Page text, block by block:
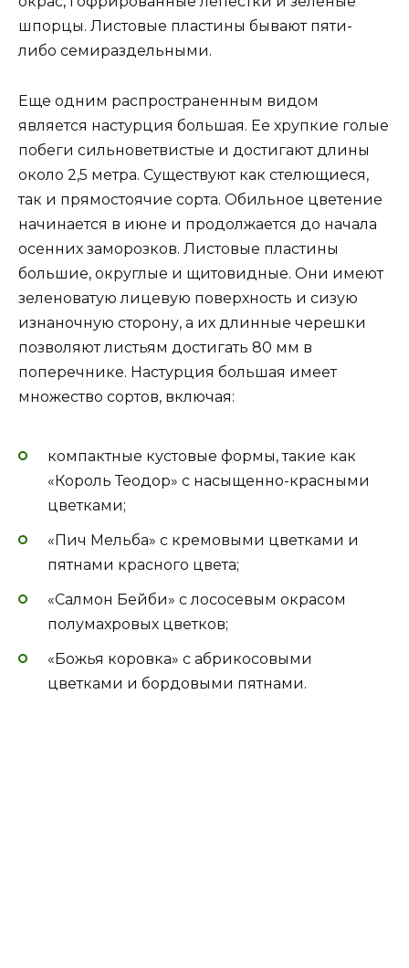
шпорцы. Листовые пластины бывают пяти-
либо семираздельными.
Еще одним распространенным видом
является настурция большая. Ее хрупкие голые
побеги сильноветвистые и достигают длины
около 2,5 метра. Существуют как стелющиеся,
так и прямостоячие сорта. Обильное цветение
начинается в июне и продолжается до начала
осенних заморозков. Листовые пластины
большие, округлые и щитовидные. Они имеют
зеленоватую лицевую поверхность и сизую
изнаночную сторону, а их длинные черешки
позволяют листьям достигать 80 мм в
поперечнике. Настурция большая имеет
множество сортов, включая:
компактные кустовые формы, такие как
«Король Теодор» с насыщенно-красными
цветками;
«Пич Мельба» с кремовыми цветками и
пятнами красного цвета;
«Салмон Бейби» с лососевым окрасом
полумахровых цветков;
«Божья коровка» с абрикосовыми
цветками и бордовыми пятнами.